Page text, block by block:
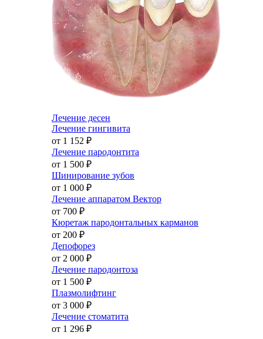
Лечение десен
Лечение гингивита
от 1 152 ₽
Лечение пародонтита
от 1 500 ₽
Шинирование зубов
от 1 000 ₽
Лечение аппаратом Вектор
от 700 ₽
Кюретаж пародонтальных карманов
от 200 ₽
Депофорез
от 2 000 ₽
Лечение пародонтоза
от 1 500 ₽
Плазмолифтинг
от 3 000 ₽
Лечение стоматита
от 1 296 ₽